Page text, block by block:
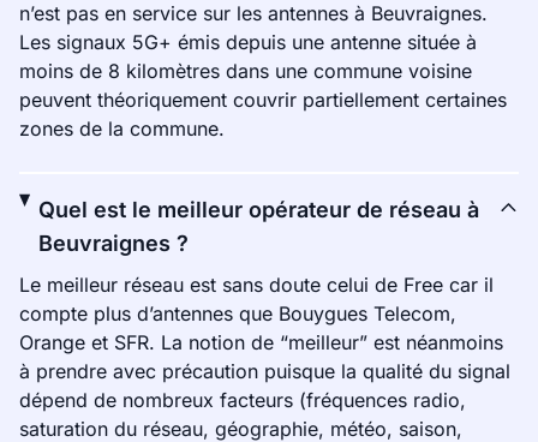
n’est pas en service sur les antennes à Beuvraignes.
Les signaux 5G+ émis depuis une antenne située à
moins de 8 kilomètres dans une commune voisine
peuvent théoriquement couvrir partiellement certaines
zones de la commune.
Quel est le meilleur opérateur de réseau à
Beuvraignes ?
Le meilleur réseau est sans doute celui de Free car il
compte plus d’antennes que Bouygues Telecom,
Orange et SFR. La notion de “meilleur” est néanmoins
à prendre avec précaution puisque la qualité du signal
dépend de nombreux facteurs (fréquences radio,
saturation du réseau, géographie, météo, saison,